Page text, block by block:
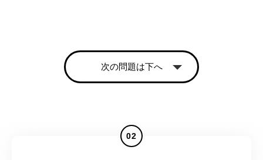
次の問題は下へ
02